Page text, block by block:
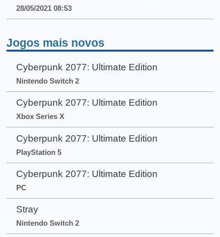
28/05/2021 08:53
Jogos mais novos
Cyberpunk 2077: Ultimate Edition
Nintendo Switch 2
Cyberpunk 2077: Ultimate Edition
Xbox Series X
Cyberpunk 2077: Ultimate Edition
PlayStation 5
Cyberpunk 2077: Ultimate Edition
PC
Stray
Nintendo Switch 2